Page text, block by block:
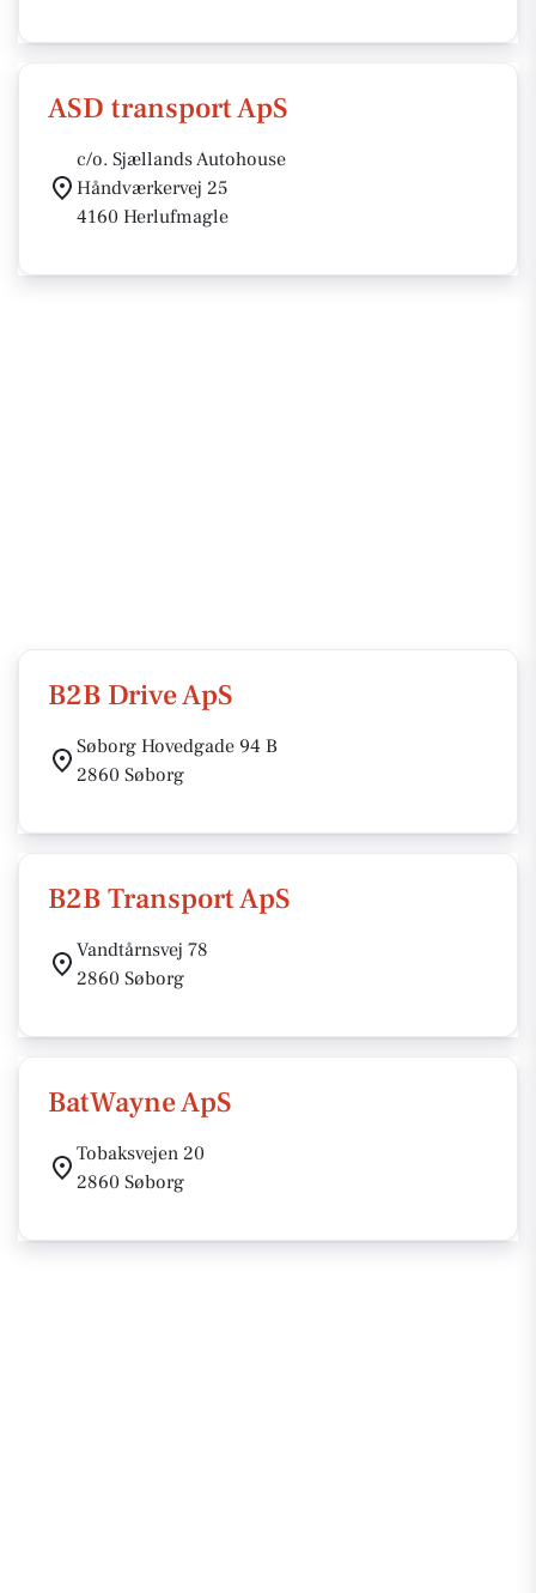
ASD transport ApS
c/o. Sjællands Autohouse
Håndværkervej 25
4160 Herlufmagle
B2B Drive ApS
Søborg Hovedgade 94 B
2860 Søborg
B2B Transport ApS
Vandtårnsvej 78
2860 Søborg
BatWayne ApS
Tobaksvejen 20
2860 Søborg